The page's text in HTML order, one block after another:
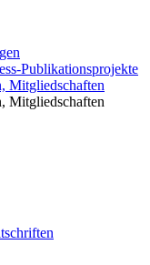
Publikationsprojekte
Mitgliedschaften
Mitgliedschaften